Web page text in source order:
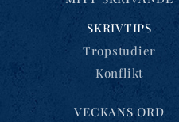
SKRIVTIPS
Tropstudier
Konflikt
VECKANS ORD